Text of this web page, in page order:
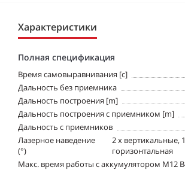
Характеристики
Полная спецификация
Время самовыравнивания [c]
Дальность без приемника
Дальность построения [m]
Дальность построения с приемником [m]
Дальность с приемников
Лазерное наведение
(°)
2 х вертикальные,
горизонтальная
Макс. время работы с аккумулятором М12